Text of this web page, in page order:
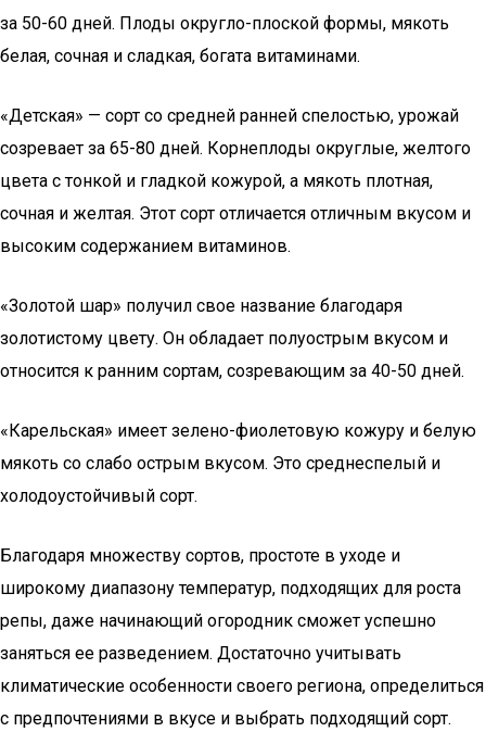
за 50-60 дней. Плоды округло-плоской формы, мякоть
белая, сочная и сладкая, богата витаминами.
«Детская» — сорт со средней ранней спелостью, урожай
созревает за 65-80 дней. Корнеплоды округлые, желтого
цвета с тонкой и гладкой кожурой, а мякоть плотная,
сочная и желтая. Этот сорт отличается отличным вкусом и
высоким содержанием витаминов.
«Золотой шар» получил свое название благодаря
золотистому цвету. Он обладает полуострым вкусом и
относится к ранним сортам, созревающим за 40-50 дней.
«Карельская» имеет зелено-фиолетовую кожуру и белую
мякоть со слабо острым вкусом. Это среднеспелый и
холодоустойчивый сорт.
Благодаря множеству сортов, простоте в уходе и
широкому диапазону температур, подходящих для роста
репы, даже начинающий огородник сможет успешно
заняться ее разведением. Достаточно учитывать
климатические особенности своего региона, определиться
с предпочтениями в вкусе и выбрать подходящий сорт.